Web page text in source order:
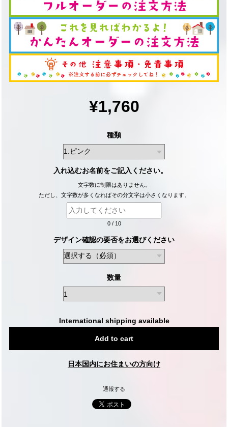
¥1,760
種類
入れ込むお名前をご記入ください。
文字数に制限はありません。
ただし、文字数が多くなればその分文字は小さくなります。
0/ 10
デザイン確認の要否をお選びください
数量
International shipping available
Add to cart
日本国内にお住まいの方向け
通報する